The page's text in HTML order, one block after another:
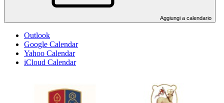
Aggiungi a calendario
Outlook
Google Calendar
Yahoo Calendar
iCloud Calendar